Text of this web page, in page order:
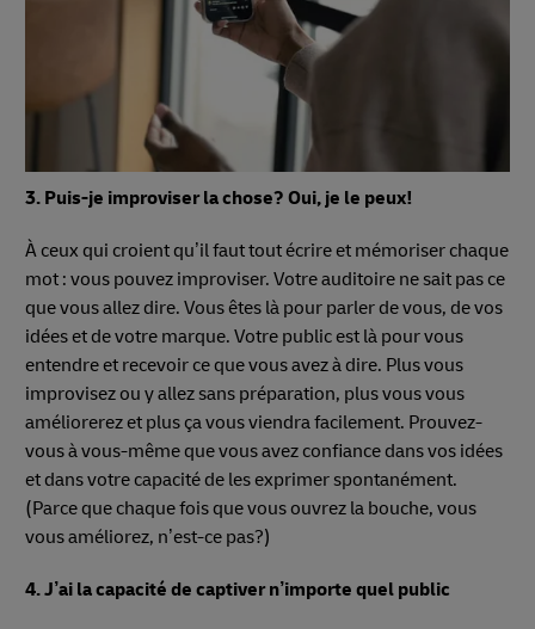
3. Puis-je improviser la chose? Oui, je le peux!
À ceux qui croient qu’il faut tout écrire et mémoriser chaque
mot : vous pouvez improviser. Votre auditoire ne sait pas ce
que vous allez dire. Vous êtes là pour parler de vous, de vos
idées et de votre marque. Votre public est là pour vous
entendre et recevoir ce que vous avez à dire. Plus vous
improvisez ou y allez sans préparation, plus vous vous
améliorerez et plus ça vous viendra facilement. Prouvez-
vous à vous-même que vous avez confiance dans vos idées
et dans votre capacité de les exprimer spontanément.
(Parce que chaque fois que vous ouvrez la bouche, vous
vous améliorez, n’est-ce pas?)
4. J’ai la capacité de captiver n’importe quel public